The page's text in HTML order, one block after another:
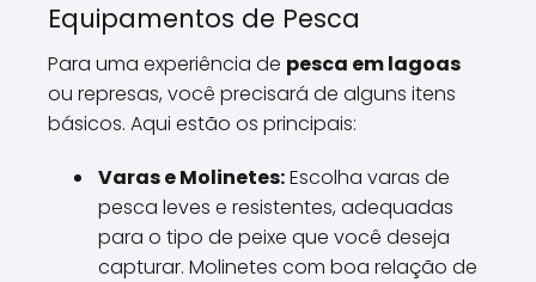
Equipamentos de Pesca
Para uma experiência de pesca em lagoas
ou represas, você precisará de alguns itens
básicos. Aqui estão os principais:
Varas e Molinetes:Escolha varas de
pesca leves e resistentes, adequadas
para o tipo de peixe que você deseja
capturar. Molinetes com boa relação de